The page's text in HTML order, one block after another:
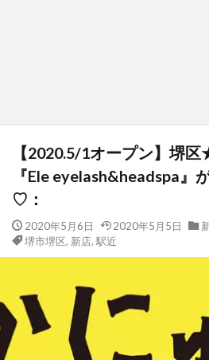
【2020.5/1オープン】堺
『Ele eyelash&headspa』
♡：
2020年5月6日 2020年5月5日
堺市堺区, 新店, 駅近